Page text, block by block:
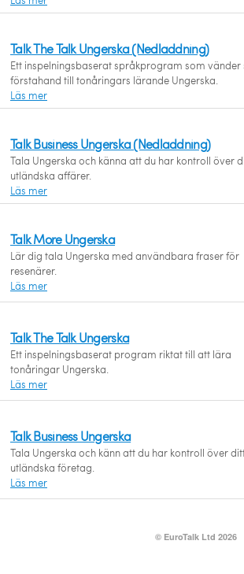
Talk The Talk Ungerska (Nedladdning)
Ett inspelningsbaserat språkprogram som vänder
förstahand till tonåringars lärande Ungerska.
Läs mer
Talk Business Ungerska (Nedladdning)
Tala Ungerska och känna att du har kontroll över
utländska affärer.
Läs mer
Talk More Ungerska
Lär dig tala Ungerska med användbara fraser för
resenärer.
Läs mer
Talk The Talk Ungerska
Ett inspelningsbaserat program riktat till att lära
tonåringar Ungerska.
Läs mer
Talk Business Ungerska
Tala Ungerska och känn att du har kontroll över
utländska företag.
Läs mer
© EuroTalk Ltd 2026